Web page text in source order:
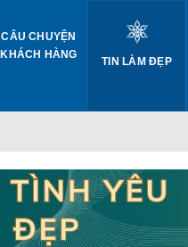
CÂU CHUYỆN
KHÁCH HÀNG
TIN LÀM ĐẸP